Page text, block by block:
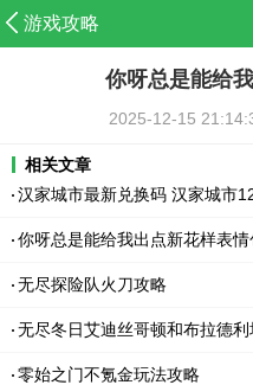
游戏攻略
你呀总是能给
2025-12-15
相关文章
汉家城市最新兑换码 汉家城市
你呀总是能给我出点新花样表情
无尽探险队火刀攻略
无尽冬日艾迪丝哥顿和布拉德
零始之门不氪金玩法攻略